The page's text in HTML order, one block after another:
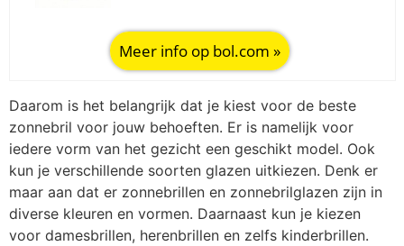
Meer info op bol.com »
Daarom is het belangrijk dat je kiest voor de beste
zonnebril voor jouw behoeften. Er is namelijk voor
iedere vorm van het gezicht een geschikt model. Ook
kun je verschillende soorten glazen uitkiezen. Denk er
maar aan dat er zonnebrillen en zonnebrilglazen zijn in
diverse kleuren en vormen. Daarnaast kun je kiezen
voor damesbrillen, herenbrillen en zelfs kinderbrillen.